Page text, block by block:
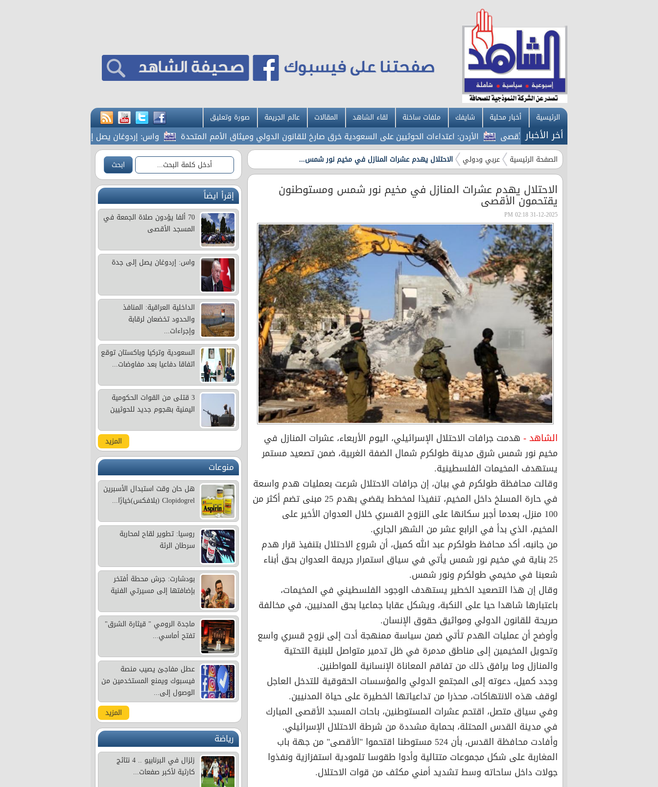
الرئيسية أخبار محلية شايفك ملفات ساخنة لقاء الشاهد المقالات عالم الجريمة صورة وتعليق
أخر الأخبار الأردن: اعتداءات الحوثيين على السعودية خرق صارخ للقانون الدولي وميثاق الأمم المتحدة واس: إردوغان يصل إلى جدة
الصفحة الرئيسية عربي ودولي الاحتلال يهدم عشرات المنازل في مخيم نور شمس...
الاحتلال يهدم عشرات المنازل في مخيم نور شمس ومستوطنون
يقتحمون الأقصى
31-12-2025 02:18 PM
الشاهد - هدمت جرافات الاحتلال الإسرائيلي، اليوم الأربعاء، عشرات المنازل في
مخيم نور شمس شرق مدينة طولكرم شمال الضفة الغربية، ضمن تصعيد مستمر
يستهدف المخيمات الفلسطينية.
وقالت محافظة طولكرم في بيان، إن جرافات الاحتلال شرعت بعمليات هدم واسعة
في حارة المسلخ داخل المخيم، تنفيذا لمخطط يقضي بهدم 25 مبنى تضم أكثر من
100 منزل، بعدما أجبر سكانها على النزوح القسري خلال العدوان الأخير على
المخيم، الذي بدأ في الرابع عشر من الشهر الجاري.
من جانبه، أكد محافظ طولكرم عبد الله كميل، أن شروع الاحتلال بتنفيذ قرار هدم
25 بناية في مخيم نور شمس يأتي في سياق استمرار جريمة العدوان بحق أبناء
شعبنا في مخيمي طولكرم ونور شمس.
وقال إن هذا التصعيد الخطير يستهدف الوجود الفلسطيني في المخيمات،
باعتبارها شاهدا حيا على النكبة، ويشكل عقابا جماعيا بحق المدنيين، في مخالفة
صريحة للقانون الدولي ومواثيق حقوق الإنسان.
وأوضح أن عمليات الهدم تأتي ضمن سياسة ممنهجة أدت إلى نزوح قسري واسع
وتحويل المخيمين إلى مناطق مدمرة في ظل تدمير متواصل للبنية التحتية
والمنازل وما يرافق ذلك من تفاقم المعاناة الإنسانية للمواطنين.
وجدد كميل، دعوته إلى المجتمع الدولي والمؤسسات الحقوقية للتدخل العاجل
لوقف هذه الانتهاكات، محذرا من تداعياتها الخطيرة على حياة المدنيين.
وفي سياق متصل، اقتحم عشرات المستوطنين، باحات المسجد الأقصى المبارك
في مدينة القدس المحتلة، بحماية مشددة من شرطة الاحتلال الإسرائيلي.
وأفادت محافظة القدس، بأن 524 مستوطنا اقتحموا "الأقصى" من جهة باب
المغاربة على شكل مجموعات متتالية وأدوا طقوسا تلمودية استفزازية ونفذوا
جولات داخل ساحاته وسط تشديد أمني مكثف من قوات الاحتلال.
إقرأ ايضاً
70 ألفا يؤدون صلاة الجمعة في
المسجد الأقصى
واس: إردوغان يصل إلى جدة
الداخلية العراقية: المنافذ
والحدود تخضعان لرقابة
وإجراءات...
السعودية وتركيا وباكستان توقع
اتفاقا دفاعيا بعد مفاوضات...
3 قتلى من القوات الحكومية
اليمنية بهجوم جديد للحوثيين
المزيد
منوعات
هل حان وقت استبدال الأسبرين
Clopidogrel (بلافكس)خيارًا...
روسيا: تطوير لقاح لمحاربة
سرطان الرئة
بودشارت: جرش محطة أفتخر
بإضافتها إلى مسيرتي الفنية
ماجدة الرومي " قيثارة الشرق"
تفتح أماسي...
عطل مفاجئ يصيب منصة
فيسبوك ويمنع المستخدمين من
الوصول إلى...
المزيد
رياضة
زلزال في البرنابيو .. 4 نتائج
كارثية لأكبر صفعات...